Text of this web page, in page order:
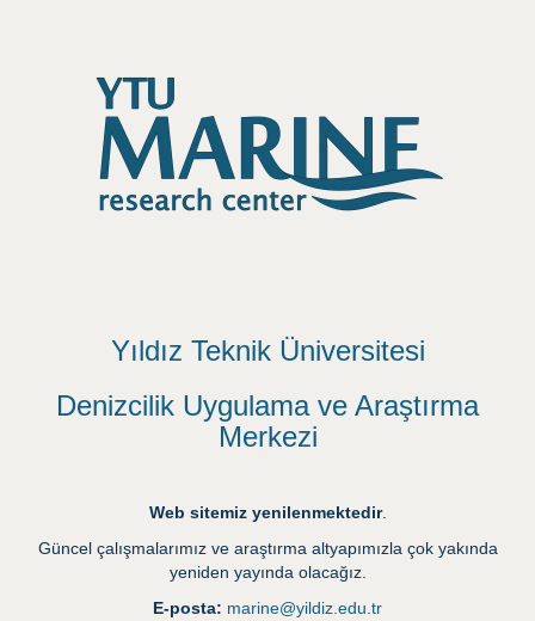
Yıldız Teknik Üniversitesi
Denizcilik Uygulama ve Araştırma
Merkezi
Web sitemiz yenilenmektedir.
Güncel çalışmalarımız ve araştırma altyapımızla çok yakında
yeniden yayında olacağız.
E-posta: marine@yildiz.edu.tr